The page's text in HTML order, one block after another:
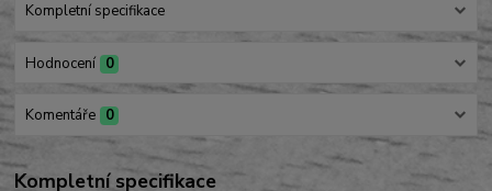
Kompletní specifikace
Hodnocení 0
Komentáře 0
Kompletní specifikace